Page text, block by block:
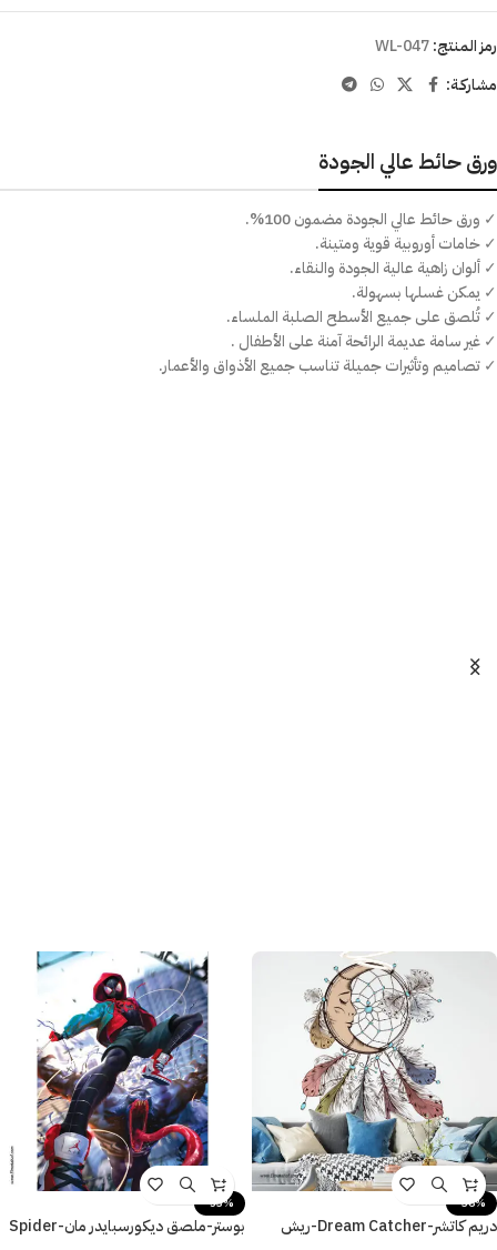
رمز المنتج:WL-047
مشاركـة:
ورق حائط عالي الجودة
✓ ورق حائط عالي الجودة مضمون 100%.
✓ خامات أوروبية قوية ومتينة.
✓ ألوان زاهية عالية الجودة والنقاء.
✓ يمكن غسلها بسهولة.
✓ تُلصق على جميع الأسطح الصلبة الملساء.
✓ غير سامة عديمة الرائحة آمنة على الأطفال .
✓ تصاميم وتأثيرات جميلة تناسب جميع الأذواق والأعمار.
-36%
دريم كاتشر-Dream Catcher-ريش
-53%
بوستر-ملصق ديكورسبايدر مان-Spider